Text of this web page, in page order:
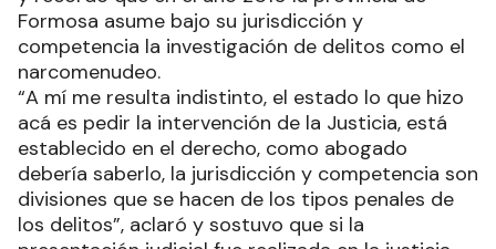
Formosa asume bajo su jurisdicción y
competencia la investigación de delitos como el
narcomenudeo.
“A mí me resulta indistinto, el estado lo que hizo
acá es pedir la intervención de la Justicia, está
establecido en el derecho, como abogado
debería saberlo, la jurisdicción y competencia son
divisiones que se hacen de los tipos penales de
los delitos”, aclaró y sostuvo que si la